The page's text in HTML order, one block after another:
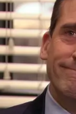
Tenggara Barat
Tenggara Timur